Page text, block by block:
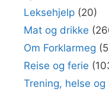
Leksehjelp (20)
Mat og drikke
Om Forklarmeg
Reise og ferie
Trening, helse og